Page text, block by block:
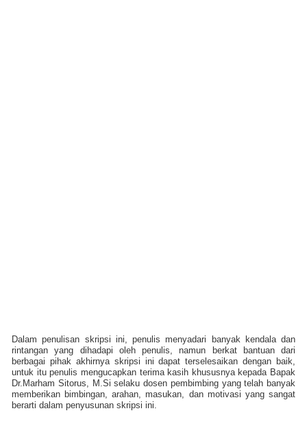
Dalam penulisan skripsi ini, penulis menyadari banyak kendala dan
rintangan yang dihadapi oleh penulis, namun berkat bantuan dari
berbagai pihak akhirnya skripsi ini dapat terselesaikan dengan baik,
untuk itu penulis mengucapkan terima kasih khususnya kepada Bapak
Dr.Marham Sitorus, M.Si selaku dosen pembimbing yang telah banyak
memberikan bimbingan, arahan, masukan, dan motivasi yang sangat
berarti dalam penyusunan skripsi ini.